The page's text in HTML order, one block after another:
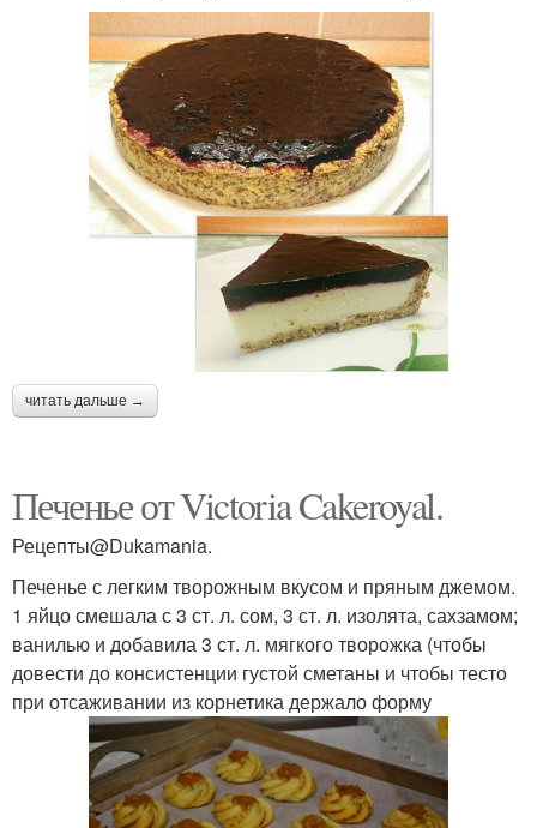
читать дальше →
Печенье от Victoria Cakeroyal.
Рецепты@Dukamania.
Печенье с легким творожным вкусом и пряным джемом.
1 яйцо смешала с 3 ст. л. сом, 3 ст. л. изолята, сахзамом;
ванилью и добавила 3 ст. л. мягкого творожка (чтобы
довести до консистенции густой сметаны и чтобы тесто
при отсаживании из корнетика держало форму